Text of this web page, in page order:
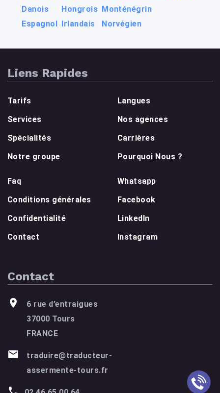
Danois
Espagnol
Hongrois
Irlandais
Monténégrin
Norvégien
Liens Rapides
Tarifs
Services
Spécialités
Notre groupe
Langues
Nos agences
Carrières
Pourquoi Nous ?
Faq
Conditions générales
Confidentialité
Contact
Whatsapp
Facebook
LinkedIn
Instagram
Contact
6 rue d’entraigues
37000 Tours
FRANCE
traduire@traducteur-
assermente-tours.fr